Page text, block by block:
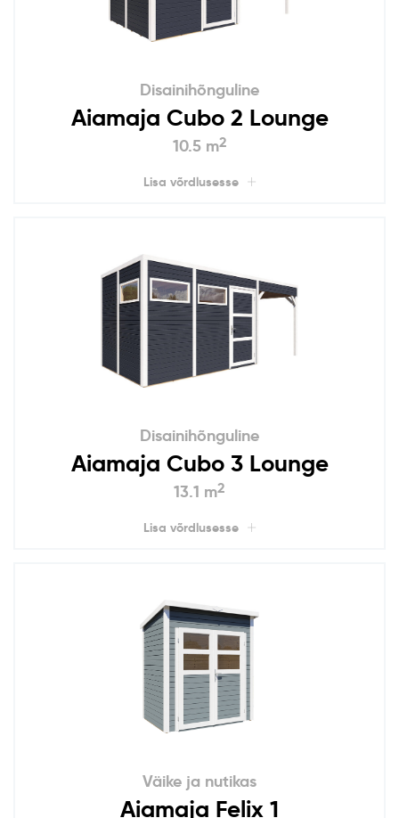
Disainihõnguline
Aiamaja Cubo 2 Lounge
10.5 m2
Lisa võrdlusesse
Disainihõnguline
Aiamaja Cubo 3 Lounge
13.1 m2
Lisa võrdlusesse
Väike ja nutikas
Aiamaja Felix 1